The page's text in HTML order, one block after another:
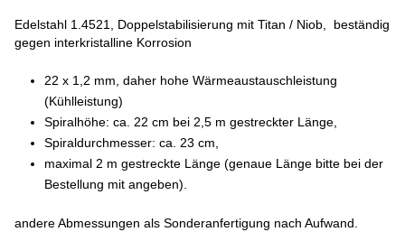
Edelstahl 1.4521, Doppelstabilisierung mit Titan / Niob, beständig
gegen interkristalline Korrosion
22 x 1,2 mm, daher hohe Wärmeaustauschleistung
(Kühlleistung)
Spiralhöhe: ca. 22 cm bei 2,5 m gestreckter Länge,
Spiraldurchmesser: ca. 23 cm,
maximal 2 m gestreckte Länge (genaue Länge bitte bei der
Bestellung mit angeben).
andere Abmessungen als Sonderanfertigung nach Aufwand.